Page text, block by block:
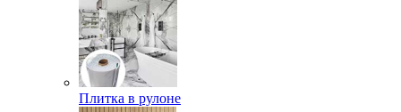
Плитка в рулоне